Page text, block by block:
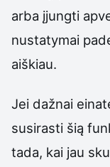
arba įjungti
nustatymai
aiškiau.
Jei dažnai
susirasti šią
tada, kai jau